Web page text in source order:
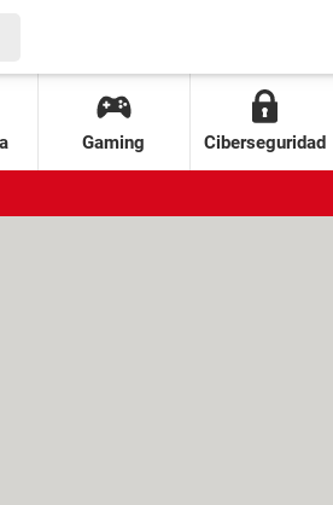
Gaming Ciberseguridad